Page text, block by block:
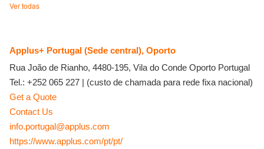
Ver todas
Applus+ Portugal (Sede central), Oporto
Rua João de Rianho, 4480-195, Vila do Conde Oporto Portugal
Tel.: +252 065 227 | (custo de chamada para rede fixa nacional)
Get a Quote
Contact Us
info.portugal@applus.com
https://www.applus.com/pt/pt/